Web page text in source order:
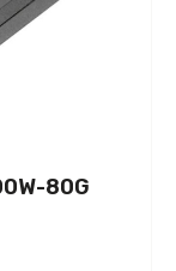
80G